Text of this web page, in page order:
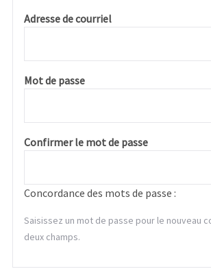
Adresse de courriel
Mot de passe
Confirmer le mot de passe
Concordance des mots de passe :
Saisissez un mot de passe pour le nouveau
deux champs.